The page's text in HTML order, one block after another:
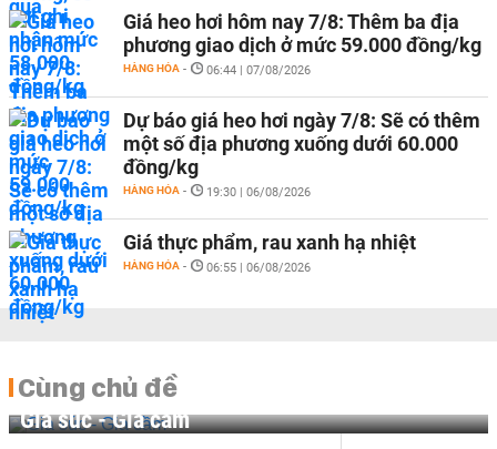
Giá heo hơi hôm nay 7/8: Thêm ba địa
phương giao dịch ở mức 59.000 đồng/kg
HÀNG HÓA - 06:44 | 07/08/2026
Dự báo giá heo hơi ngày 7/8: Sẽ có thêm
một số địa phương xuống dưới 60.000
đồng/kg
HÀNG HÓA - 19:30 | 06/08/2026
Giá thực phẩm, rau xanh hạ nhiệt
HÀNG HÓA - 06:55 | 06/08/2026
Cùng chủ đề
Gia súc - Gia cầm